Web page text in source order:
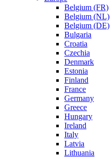
Belgium (FR)
Belgium (NL)
Belgium (DE)
Bulgaria
Croatia
Czechia
Denmark
Estonia
Finland
France
Germany
Greece
Hungary
Ireland
Italy
Latvia
Lithuania